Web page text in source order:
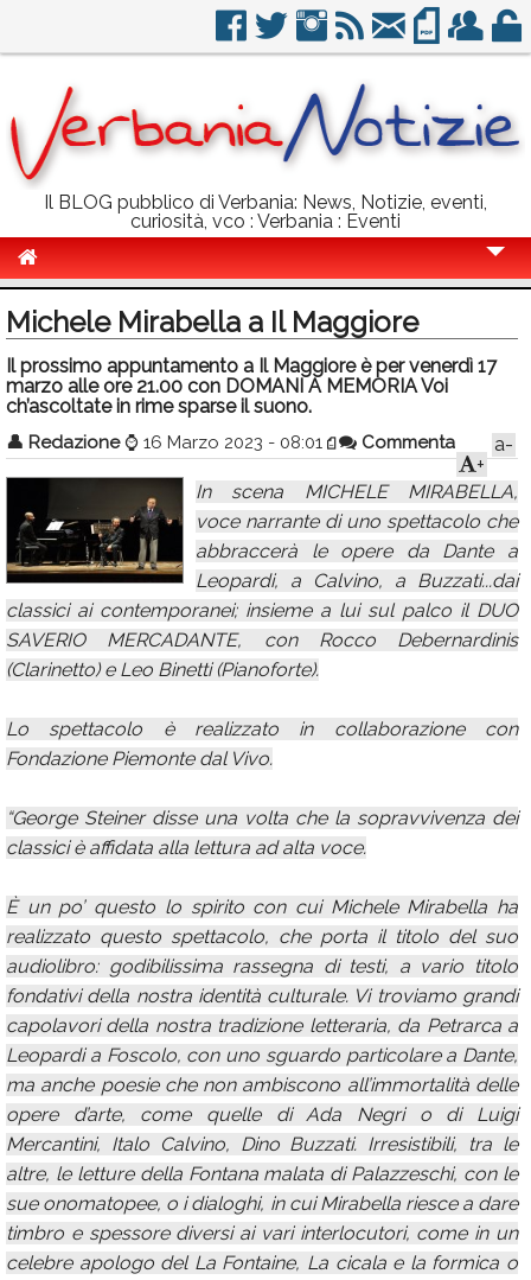
Il BLOG pubblico di Verbania: News, Notizie, eventi,
curiosità, vco : Verbania : Eventi
Politica
Sport
Eventi
Info Utili
Rubriche
Calendario
Annunci
Michele Mirabella a Il Maggiore
Il prossimo appuntamento a Il Maggiore è per venerdì 17
marzo alle ore 21.00 con DOMANI A MEMORIA Voi
ch’ascoltate in rime sparse il suono.
👤 Redazione ⌚ 16 Marzo 2023 - 08:01 Commenta
a-
+
In scena MICHELE MIRABELLA,
voce narrante di uno spettacolo che
abbraccerà le opere da Dante a
Leopardi, a Calvino, a Buzzati...dai
classici ai contemporanei; insieme a lui sul palco il DUO
SAVERIO MERCADANTE, con Rocco Debernardinis
(Clarinetto) e Leo Binetti (Pianoforte).
Lo spettacolo è realizzato in collaborazione con
Fondazione Piemonte dal Vivo.
“George Steiner disse una volta che la sopravvivenza dei
classici è affidata alla lettura ad alta voce.
È un po’ questo lo spirito con cui Michele Mirabella ha
realizzato questo spettacolo, che porta il titolo del suo
audiolibro: godibilissima rassegna di testi, a vario titolo
fondativi della nostra identità culturale. Vi troviamo grandi
capolavori della nostra tradizione letteraria, da Petrarca a
Leopardi a Foscolo, con uno sguardo particolare a Dante,
ma anche poesie che non ambiscono all’immortalità delle
opere d’arte, come quelle di Ada Negri o di Luigi
Mercantini, Italo Calvino, Dino Buzzati. Irresistibili, tra le
altre, le letture della Fontana malata di Palazzeschi, con le
sue onomatopee, o i dialoghi, in cui Mirabella riesce a dare
timbro e spessore diversi ai vari interlocutori, come in un
celebre apologo del La Fontaine, La cicala e la formica o